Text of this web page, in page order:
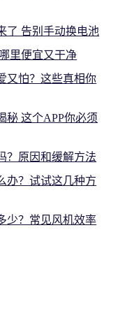
了 告别手动换电池
里便宜又干净
又怕？这些真相你
秘 这个APP你必须
？原因和缓解方法
办？试试这几种方
少？常见风机效率